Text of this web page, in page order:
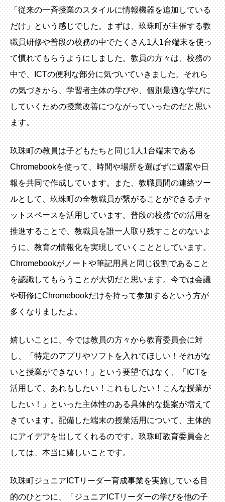
「従来の一斉授業のスタイルに情報機器を追加している
だけ」という感じでした。まずは、玖珠町が主催する教
職員研修や普段の校務の中でたくさん1人1台端末を使っ
て慣れてもらうようにしました。教員の方々は、校務の
中で、ICTの便利な部分に気づいていきました。それら
の気づきから、学習者主体の学びや、個別最適な学びに
していくための授業改善につながっていったのだと思い
ます。
玖珠町の教員は子どもたちと同じ1人1台端末である
Chromebookを使って、時間や場所を選ばずに週案や日
報を共同で作成しています。また、教職員間の連絡ツー
ルとして、玖珠町の全教職員が繋がることができるチャ
ットスペースを活用しています。普段の校務での活用を
推進することで、教職員を誰一人取り残すことのないよ
うに、教育の情報化を実現していくこととしています。
Chromebookがノートや筆記用具と同じ役割であること
を認識してもらうことが大切だと思います。今では会議
や研修にChromebookだけを持って参加するという方が
多くなりましたよ。
嬉しいことに、今では教員の方々から教育委員会に対
し、「特定のアプリやソフトを入れてほしい！それがな
いと授業ができない！」という要望ではなく、「ICTを
活用して、あれもしたい！これもしたい！こんな授業が
したい！」といった主体性のある具体的な提案が増えて
きています。配備した端末の授業活用について、主体的
にアイデアを出してくれるのです。玖珠町教育委員会と
しては、本当に嬉しいことです。
玖珠町ジュニアICTリーダー育成事業を実施している目
的のひとつに、「ジュニアICTリーダーの学びを他の子